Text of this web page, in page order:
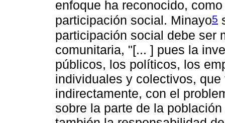
enfoque ha reconocido,
participación social. Minayo5
participación social debe ser
comunitaria, "[... ] pues la
públicos, los políticos, los
individuales y colectivos,
indirectamente, con el
sobre la parte de la